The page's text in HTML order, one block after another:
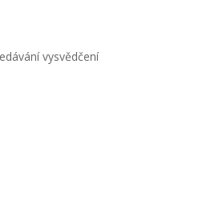
vysvědčení